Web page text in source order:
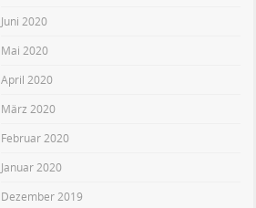
Juni 2020
Mai 2020
April 2020
März 2020
Februar 2020
Januar 2020
Dezember 2019